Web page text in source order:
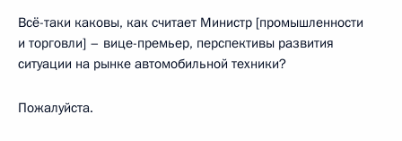
Всё-таки каковы, как считает Министр [промышленности
и торговли] – вице-премьер, перспективы развития
ситуации на рынке автомобильной техники?
Пожалуйста.